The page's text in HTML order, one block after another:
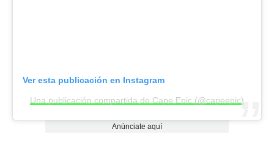
Ver esta publicación en Instagram
Una publicación compartida de Cape Epic (@capeepic)
Anúnciate aquí